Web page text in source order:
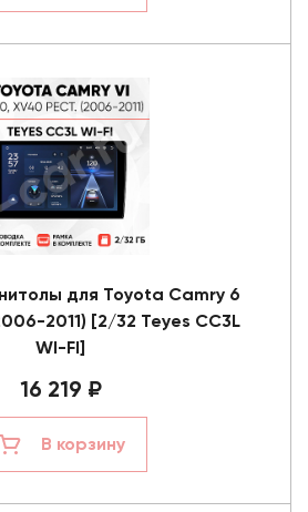
для Toyota Camry 6
2011) [2/32 Teyes CC3L
WI-FI]
16 219 ₽
В корзину